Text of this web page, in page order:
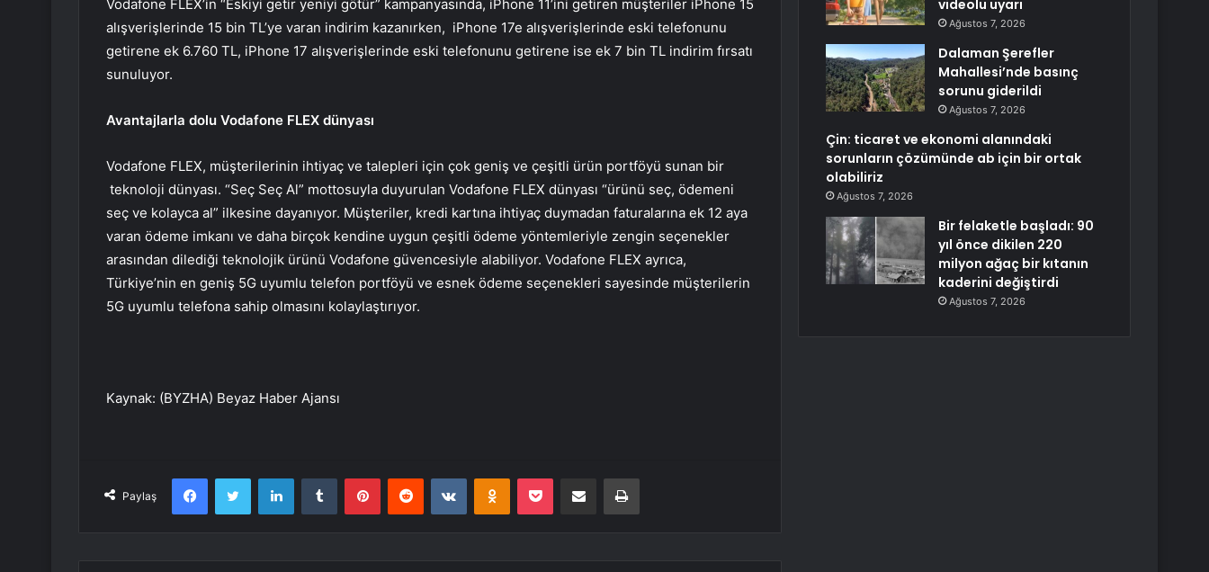
Vodafone FLEX’in “Eskiyi getir yeniyi götür” kampanyasında, iPhone 11’ini getiren müşteriler iPhone 15
alışverişlerinde 15 bin TL’ye varan indirim kazanırken, iPhone 17e alışverişlerinde eski telefonunu
getirene ek 6.760 TL, iPhone 17 alışverişlerinde eski telefonunu getirene ise ek 7 bin TL indirim fırsatı
sunuluyor.
Avantajlarla dolu Vodafone FLEX dünyası
Vodafone FLEX, müşterilerinin ihtiyaç ve talepleri için çok geniş ve çeşitli ürün portföyü sunan bir
teknoloji dünyası. “Seç Seç Al” mottosuyla duyurulan Vodafone FLEX dünyası “ürünü seç, ödemeni
seç ve kolayca al” ilkesine dayanıyor. Müşteriler, kredi kartına ihtiyaç duymadan faturalarına ek 12 aya
varan ödeme imkanı ve daha birçok kendine uygun çeşitli ödeme yöntemleriyle zengin seçenekler
arasından dilediği teknolojik ürünü Vodafone güvencesiyle alabiliyor. Vodafone FLEX ayrıca,
Türkiye’nin en geniş 5G uyumlu telefon portföyü ve esnek ödeme seçenekleri sayesinde müşterilerin
5G uyumlu telefona sahip olmasını kolaylaştırıyor.
Kaynak: (BYZHA) Beyaz Haber Ajansı
Paylaş
FacebookTwitter LinkedInTumblr PinterestReddit VKontakteOdnoklassniki
Pocket E-Posta ile paylaş Yazdır
videolu uyarı
Ağustos 7, 2026
Dalaman Şerefler
Mahallesi’nde basınç
sorunu giderildi
Ağustos 7, 2026
Çin: ticaret ve ekonomi alanındaki
sorunların çözümünde ab için bir ortak
olabiliriz
Ağustos 7, 2026
Bir felaketle başladı: 90
yıl önce dikilen 220
milyon ağaç bir kıtanın
kaderini değiştirdi
Ağustos 7, 2026